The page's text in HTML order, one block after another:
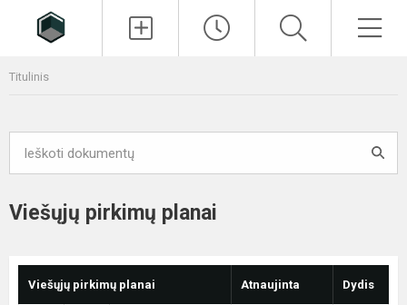
Titulinis
Viešųjų pirkimų planai
Viešųjų pirkimų planai Atnaujinta Dydis